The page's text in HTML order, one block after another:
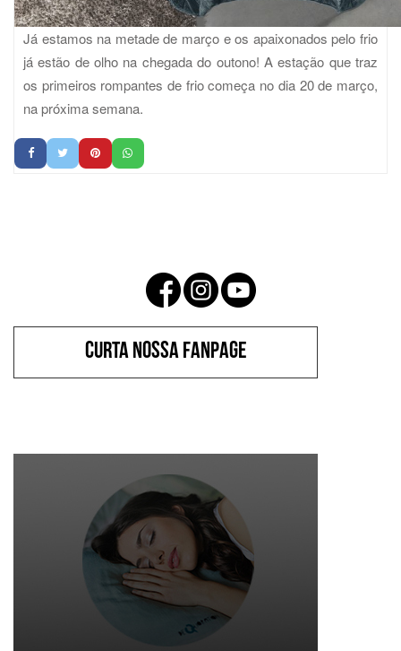
Já estamos na metade de março e os apaixonados pelo frio
já estão de olho na chegada do outono! A estação que traz
os primeiros rompantes de frio começa no dia 20 de março,
na próxima semana.
CURTA NOSSA FANPAGE